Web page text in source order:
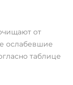
от
ослабевшие
таблице